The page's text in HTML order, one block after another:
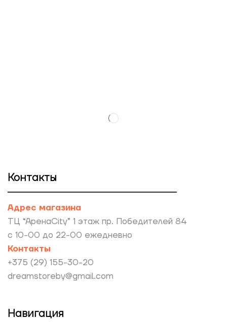
Контакты
Адрес магазина
ТЦ “АренаCity” 1 этаж пр. Победителей 84
с 10-00 до 22-00 ежедневно
Контакты
+375 (29) 155-30-20
dreamstoreby@gmail.com
Навигация